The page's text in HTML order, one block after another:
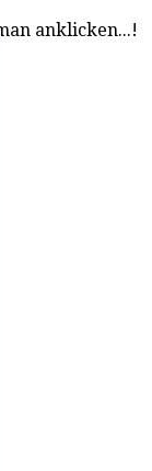
anklicken...!